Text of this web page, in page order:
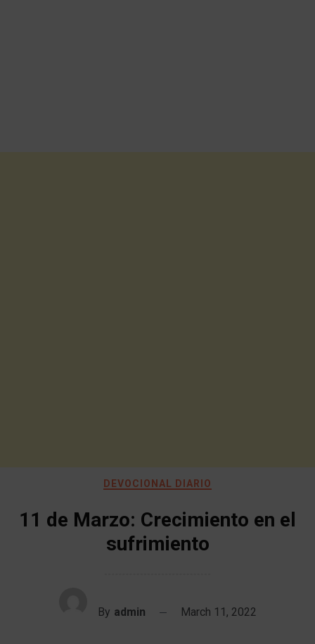
DEVOCIONAL DIARIO
11 de Marzo: Crecimiento en el
sufrimiento
By admin March 11, 2022